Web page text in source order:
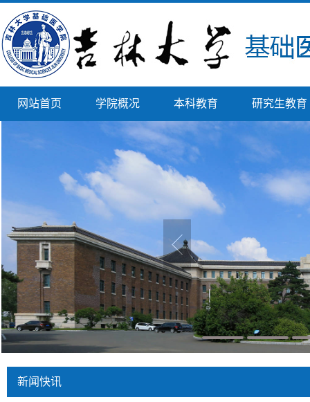
网站首页 学院概况 本科教育 研究生教育
新闻快讯